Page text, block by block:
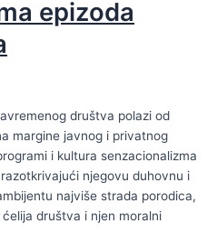
epizoda
društva polazi od
margine javnog i privatnog
i kultura senzacionalizma
njegovu duhovnu i
najviše strada porodica,
društva i njen moralni